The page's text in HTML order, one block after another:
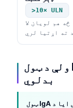
>10× ULN
هم لویان لا
ولې د ټول IgA ازموینه ټوله کیسه
بدلوي
ټول IgA درته وايي چې ایا د IgA پر بنسټ سیلیک سکرین